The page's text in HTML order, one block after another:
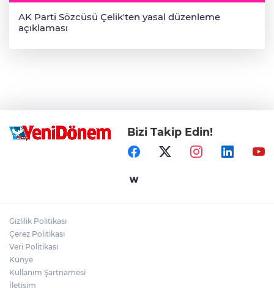
AK Parti Sözcüsü Çelik'ten yasal düzenleme
açıklaması
Bizi Takip Edin!
Gizlilik Politikası
Çerez Politikası
Veri Politikası
Künye
Kullanım Şartnamesi
İletişim